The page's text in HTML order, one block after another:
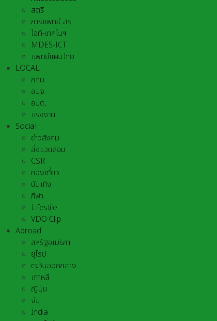
สตรี
การแพทย์-สธ
ไอที-เทคโนฯ
MDES-ICT
แพทย์แผนไทย
LOCAL
กทม.
อบจ.
อบต,
แรงงาน
Social
ข่าวสังคม
สิ่งแวดล้อม
CSR
ท่องเที่ยว
บันเทิง
กีฬา
Lifestile
VDO Clip
Abroad
สหรัฐอเมริกา
ยุโรป
ตะวันออกกลาง
เกาหลี
ญี่ปุ่น
จีน
India